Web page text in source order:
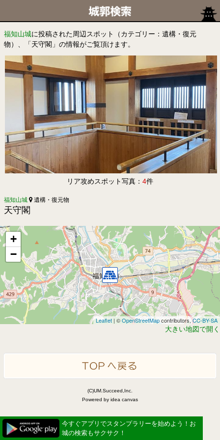
福知山城に投稿された周辺スポット（カテゴリー：遺構・復元
物）、「天守閣」の情報がご覧頂けます。
リア攻めスポット写真： 4件
福知山城 遺構・復元物
天守閣
+
−
Leaflet | ©OpenStreetMapcontributors,CC-BY-SA
大きい地図で開く
(C)UM.Succeed,Inc.
Powered by idea canvas
今すぐアプリでスタンプラリーを始めよう！お
城の検索もサクサク！